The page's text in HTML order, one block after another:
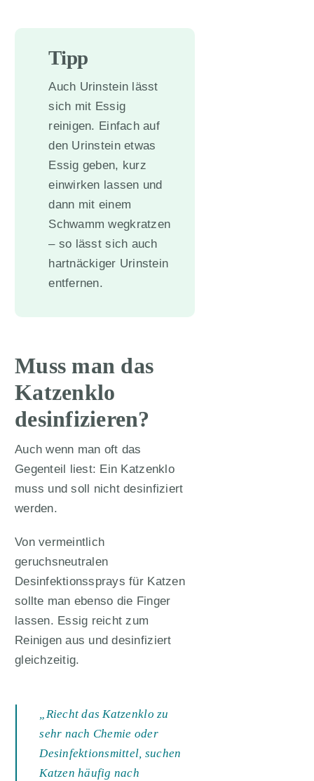
Tipp
Auch Urinstein lässt
sich mit Essig
reinigen. Einfach auf
den Urinstein etwas
Essig geben, kurz
einwirken lassen und
dann mit einem
Schwamm wegkratzen
– so lässt sich auch
hartnäckiger Urinstein
entfernen.
Muss man das
Katzenklo
desinfizieren?
Auch wenn man oft das
Gegenteil liest: Ein Katzenklo
muss und soll nicht desinfiziert
werden.
Von vermeintlich
geruchsneutralen
Desinfektionssprays für Katzen
sollte man ebenso die Finger
lassen. Essig reicht zum
Reinigen aus und desinfiziert
gleichzeitig.
„Riecht das Katzenklo zu
sehr nach Chemie oder
Desinfektionsmittel, suchen
Katzen häufig nach